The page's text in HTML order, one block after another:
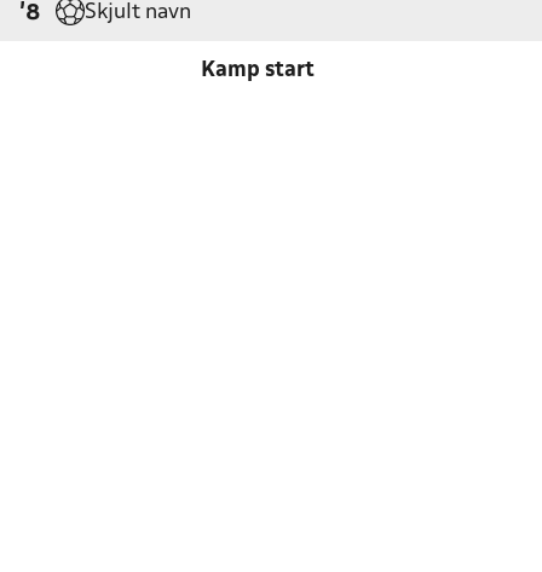
'8 Skjult navn
Kamp start